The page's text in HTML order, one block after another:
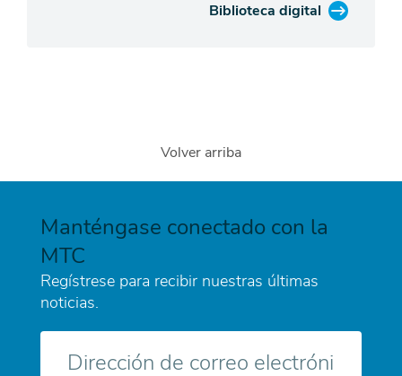
Biblioteca digital
Volver arriba
Manténgase conectado con la
MTC
Regístrese para recibir nuestras últimas
noticias.
electrónico